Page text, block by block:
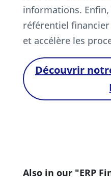
informations. Enfin,
référentiel
et accélère les
Découvrir
Also in our "ERP